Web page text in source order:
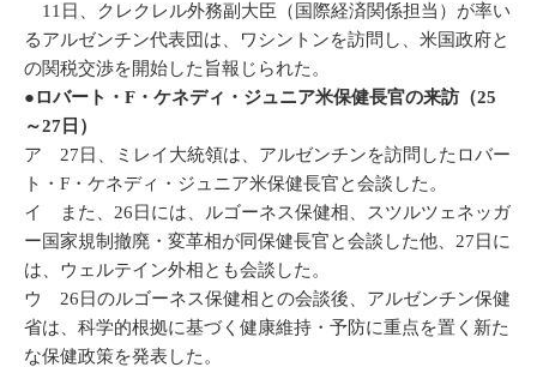
11日、クレクレル外務副大臣（国際経済関係担当）が率い
るアルゼンチン代表団は、ワシントンを訪問し、米国政府と
の関税交渉を開始した旨報じられた。
●ロバート・F・ケネディ・ジュニア米保健長官の来訪（25
～27日）
ア 27日、ミレイ大統領は、アルゼンチンを訪問したロバー
ト・F・ケネディ・ジュニア米保健長官と会談した。
イ また、26日には、ルゴーネス保健相、スツルツェネッガ
ー国家規制撤廃・変革相が同保健長官と会談した他、27日に
は、ウェルテイン外相とも会談した。
ウ 26日のルゴーネス保健相との会談後、アルゼンチン保健
省は、科学的根拠に基づく健康維持・予防に重点を置く新た
な保健政策を発表した。